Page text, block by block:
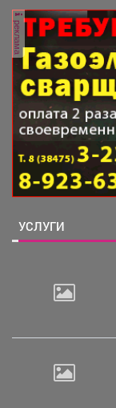
реклама
УСЛУГИ